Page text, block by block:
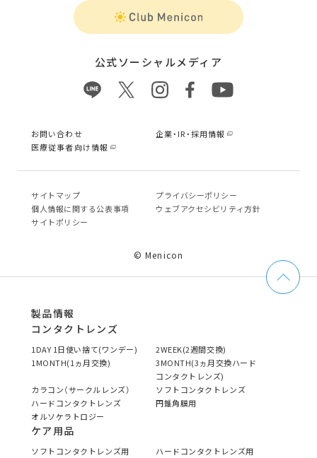
公式ソーシャルメディア
お問い合わせ
企業・IR・採用情報
医療従事者向け情報
サイトマップ
プライバシーポリシー
個⼈情報に関する公表事項
ウェブアクセシビリティ方針
サイトポリシー
© Menicon
製品情報
コンタクトレンズ
1DAY 1日使い捨て(ワンデー)
2WEEK(2週間交換)
1MONTH(1ヵ月交換)
3MONTH(3ヵ月交換ハード
コンタクトレンズ)
カラコン（サークルレンズ）
ソフトコンタクトレンズ
ハードコンタクトレンズ
円錐角膜用
オルソケラトロジー
ケア用品
ソフトコンタクトレンズ用
ハードコンタクトレンズ用